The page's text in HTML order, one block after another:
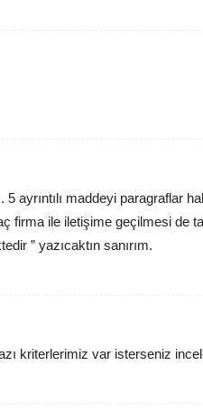
ayrıntılı maddeyi paragraflar
firma ile iletişime geçilmesi de
” yazıcaktın sanırım.
kriterlerimiz var isterseniz